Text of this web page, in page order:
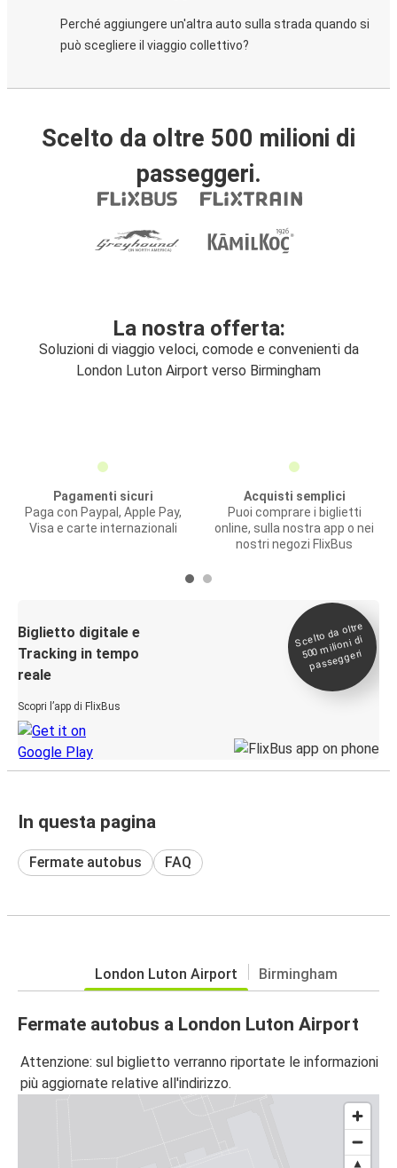
Perché aggiungere un'altra auto sulla strada quando si
può scegliere il viaggio collettivo?
Scelto da oltre 500 milioni di
passeggeri.
La nostra offerta:
Soluzioni di viaggio veloci, comode e convenienti da
London Luton Airport verso Birmingham
Pagamenti sicuri
Paga con Paypal, Apple Pay,
Visa e carte internazionali
Acquisti semplici
Puoi comprare i biglietti
online, sulla nostra app o nei
nostri negozi FlixBus
Biglietto digitale e
Tracking in tempo
reale
Scopri l’app di FlixBus
Scelto da oltre
500
milioni di
passeggeri
In questa pagina
Fermate autobus FAQ
London Luton Airport Birmingham
Fermate autobus a London Luton Airport
Attenzione: sul biglietto verranno riportate le informazioni
più aggiornate relative all'indirizzo.